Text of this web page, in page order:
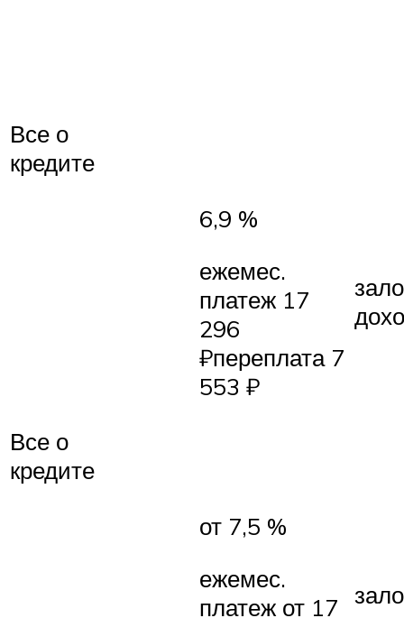
Все о
кредите
6,9 %
ежемес.
платеж 17
296
₽переплата 7
553 ₽
Все о
кредите
от 7,5 %
ежемес.
платеж от 17